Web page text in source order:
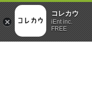
コレカウ
iEnt inc.
FREE